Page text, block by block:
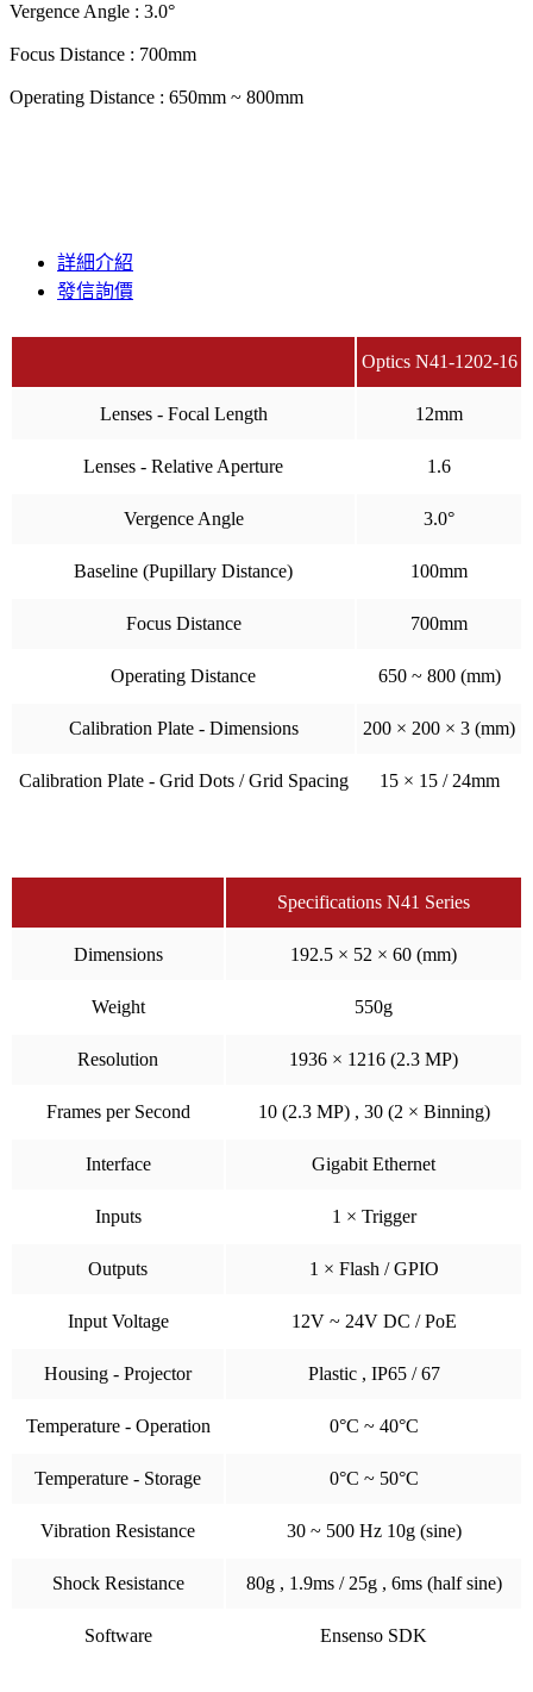
Vergence Angle : 3.0°
Focus Distance : 700mm
Operating Distance : 650mm ~ 800mm
詳細介紹
發信詢價
Optics N41-1202-16
Lenses - Focal Length 12mm
Lenses - Relative Aperture 1.6
Vergence Angle 3.0°
Baseline (Pupillary Distance) 100mm
Focus Distance 700mm
Operating Distance 650 ~ 800 (mm)
Calibration Plate - Dimensions 200 × 200 × 3 (mm)
Calibration Plate - Grid Dots / Grid Spacing 15 × 15 / 24mm
Specifications N41 Series
Dimensions 192.5 × 52 × 60 (mm)
Weight 550g
Resolution 1936 × 1216 (2.3 MP)
Frames per Second 10 (2.3 MP) , 30 (2 × Binning)
Interface Gigabit Ethernet
Inputs 1 × Trigger
Outputs 1 × Flash / GPIO
Input Voltage 12V ~ 24V DC / PoE
Housing - Projector Plastic , IP65 / 67
Temperature - Operation 0°C ~ 40°C
Temperature - Storage 0°C ~ 50°C
Vibration Resistance 30 ~ 500 Hz 10g (sine)
Shock Resistance 80g , 1.9ms / 25g , 6ms (half sine)
Software Ensenso SDK